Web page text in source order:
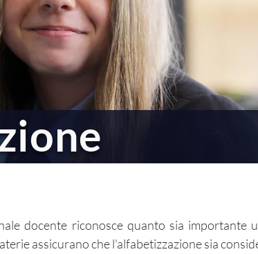
docente riconosce quanto sia importante
assicurano che l'alfabetizzazione sia